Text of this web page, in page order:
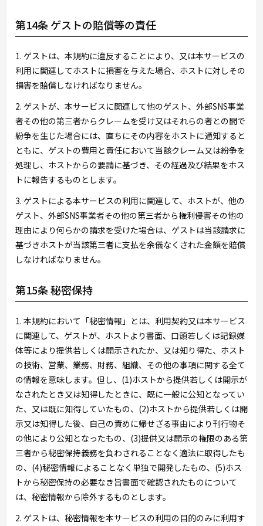
第14条 ゲストの賠償等の責任
1. ゲストは、本規約に違反することにより、又は本サービスの
利用に関連してホストに損害を与えた場合、ホストに対しその
損害を賠償しなければなりません。
2. ゲストが、本サービスに関連して他のゲスト、外部SNS事業
者その他の第三者からクレームを受け又はそれらの者との間で
紛争を生じた場合には、直ちにその内容をホストに通知すると
ともに、ゲストの費用と責任において当該クレーム又は紛争を
処理し、ホストからの要請に基づき、その経過及び結果をホス
トに報告するものとします。
3. ゲストによる本サービスの利用に関連して、ホストが、他の
ゲスト、外部SNS事業者その他の第三者から権利侵害その他の
理由により何らかの請求を受けた場合は、ゲストは当該請求に
基づきホストが当該第三者に支払を余儀なくされた金額を賠償
しなければなりません。
第15条 秘密保持
1. 本規約において「秘密情報」とは、利用契約又は本サービス
に関連して、ゲストが、ホストより書面、口頭若しくは記録媒
体等により提供若しくは開示されたか、又は知り得た、ホスト
の技術、営業、業務、財務、組織、その他の事項に関する全て
の情報を意味します。但し、(1)ホストから提供若しくは開示が
なされたとき又は知得したときに、既に一般に公知となってい
た、又は既に知得していたもの、(2)ホストから提供若しくは開
示又は知得した後、自己の責めに帰せざる事由により刊行物そ
の他により公知となったもの、(3)提供又は開示の権限のある第
三者から秘密保持義務を負わされることなく適法に取得したも
の、(4)秘密情報によることなく単独で開発したもの、(5)ホス
トから秘密保持の必要なき旨書面で確認されたものについて
は、秘密情報から除外するものとします。
2. ゲストは、秘密情報を本サービスの利用の目的のみに利用す